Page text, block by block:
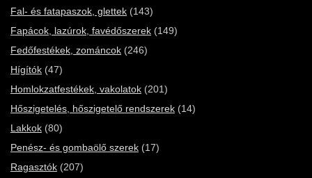
Fal- és fatapaszok, glettek (143)
Fapácok, lazúrok, favédőszerek (149)
Fedőfestékek, zománcok (246)
Hígítók (47)
Homlokzatfestékek, vakolatok (201)
Hőszigetelés, hőszigetelő rendszerek (14)
Lakkok (80)
Penész- és gombaölő szerek (17)
Ragasztók (207)